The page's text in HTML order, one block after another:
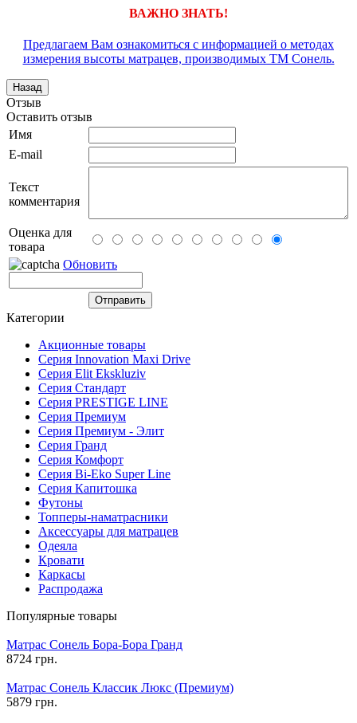
ВАЖНО ЗНАТЬ!
Предлагаем Вам ознакомиться с информацией о методах
измерения высоты матрацев, производимых ТМ Сонель.
Отзыв
Оставить отзыв
Имя
E-mail
Текст
комментария
Оценка для
товара
Обновить
Категории
Акционные товары
Серия Innovation Maxi Drive
Серия Elit Ekskluziv
Серия Стандарт
Серия PRESTIGE LINE
Серия Премиум
Серия Премиум - Элит
Серия Гранд
Серия Комфорт
Серия Bi-Eko Super Line
Серия Капитошка
Футоны
Топперы-наматрасники
Аксессуары для матрацев
Одеяла
Кровати
Каркасы
Распродажа
Популярные товары
Матрас Сонель Бора-Бора Гранд
8724 грн.
Матрас Сонель Классик Люкс (Премиум)
5879 грн.